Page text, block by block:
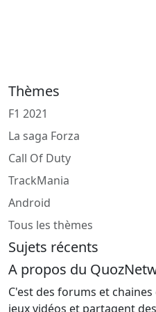
Thèmes
F1 2021
La saga Forza
Call Of Duty
TrackMania
Android
Tous les thèmes
Sujets récents
A propos du
C'est des forums et
jeux vidéos et partagent